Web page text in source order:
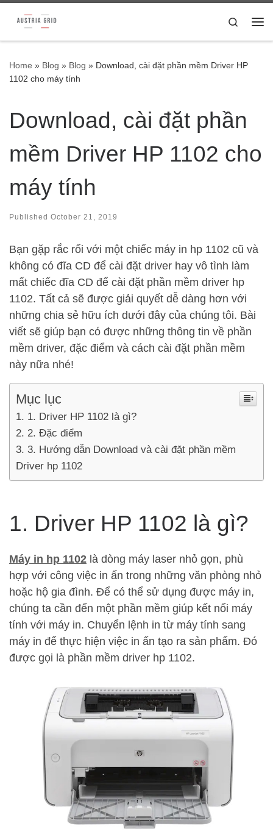
Skip to content
Search
Home » Blog » Blog » Download, cài đặt phần mềm Driver HP
1102 cho máy tính
Download, cài đặt phần
mềm Driver HP 1102 cho
máy tính
Published October 21, 2019
Bạn gặp rắc rối với một chiếc máy in hp 1102 cũ và
không có đĩa CD để cài đặt driver hay vô tình làm
mất chiếc đĩa CD để cài đặt phần mềm driver hp
1102. Tất cả sẽ được giải quyết dễ dàng hơn với
những chia sẻ hữu ích dưới đây của chúng tôi. Bài
viết sẽ giúp bạn có được những thông tin về phần
mềm driver, đặc điểm và cách cài đặt phần mềm
này nữa nhé!
Mục lục
1. Driver HP 1102 là gì?
2. Đặc điểm
3. Hướng dẫn Download và cài đặt phần mềm
Driver hp 1102
1. Driver HP 1102 là gì?
Máy in hp 1102 là dòng máy laser nhỏ gọn, phù
hợp với công việc in ấn trong những văn phòng nhỏ
hoặc hộ gia đình. Để có thể sử dụng được máy in,
chúng ta cần đến một phần mềm giúp kết nối máy
tính với máy in. Chuyển lệnh in từ máy tính sang
máy in để thực hiện việc in ấn tạo ra sản phẩm. Đó
được gọi là phần mềm driver hp 1102.